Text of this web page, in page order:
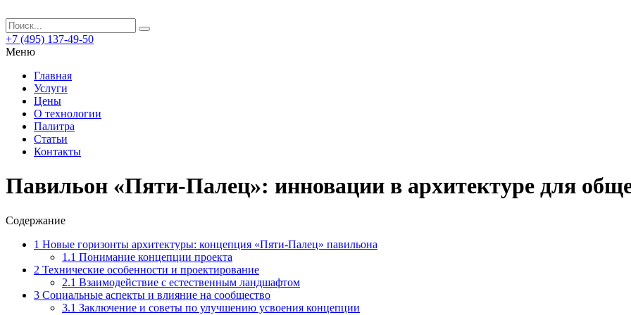
+7 (495) 137-49-50
Меню
Главная
Услуги
Цены
О технологии
Палитра
Статьи
Контакты
Павильон «Пяти-Палец»: инновации в архитектуре для
Содержание
1 Новые горизонты архитектуры: концепция «Пяти-Палец» павильона
1.1 Понимание концепции проекта
2 Технические особенности и проектирование
2.1 Взаимодействие с естественным ландшафтом
3 Социальные аспекты и влияние на сообщество
3.1 Заключение и советы по улучшению усвоения концепции